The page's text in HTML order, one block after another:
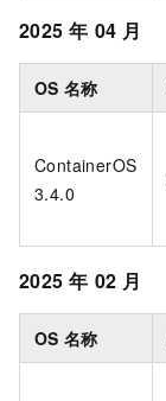
2025 年 04 月
OS 名称
ContainerOS
3.4.0
2025 年 02 月
OS 名称